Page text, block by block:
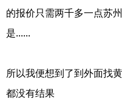
的报价只需两千多一点苏
是......
所以我便想到了到外面找
都没有结果